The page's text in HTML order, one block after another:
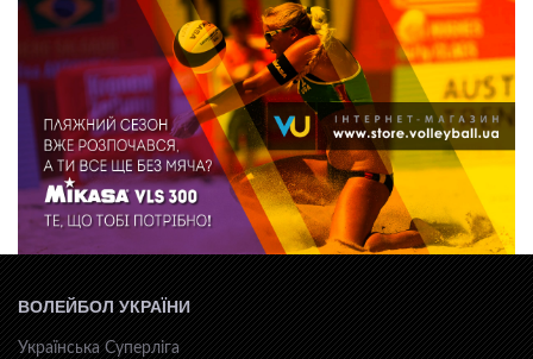
ВОЛЕЙБОЛ УКРАЇНИ
Українська Суперліга